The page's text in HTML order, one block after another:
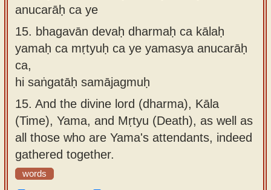
anucarāḥ ca ye
15. bhagavān devaḥ dharmaḥ ca kālaḥ
yamaḥ ca mṛtyuḥ ca ye yamasya anucarāḥ
ca,
hi saṅgatāḥ samājagmuḥ
15. And the divine lord (dharma), Kāla
(Time), Yama, and Mṛtyu (Death), as well as
all those who are Yama's attendants, indeed
gathered together.
words